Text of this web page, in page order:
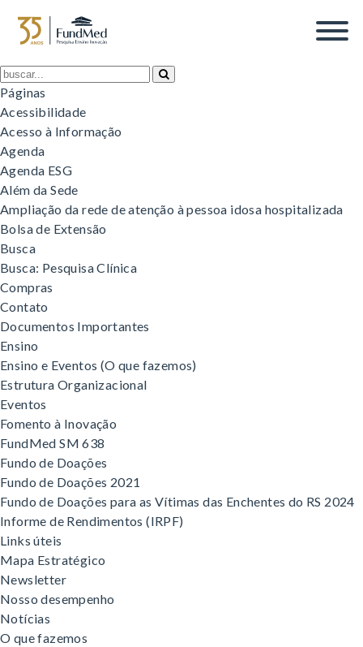
Páginas
Acessibilidade
Acesso à Informação
Agenda
Agenda ESG
Além da Sede
Ampliação da rede de atenção à pessoa idosa hospitalizada
Bolsa de Extensão
Busca
Busca: Pesquisa Clínica
Compras
Contato
Documentos Importantes
Ensino
Ensino e Eventos (O que fazemos)
Estrutura Organizacional
Eventos
Fomento à Inovação
FundMed SM 638
Fundo de Doações
Fundo de Doações 2021
Fundo de Doações para as Vítimas das Enchentes do RS 2024
Informe de Rendimentos (IRPF)
Links úteis
Mapa Estratégico
Newsletter
Nosso desempenho
Notícias
O que fazemos